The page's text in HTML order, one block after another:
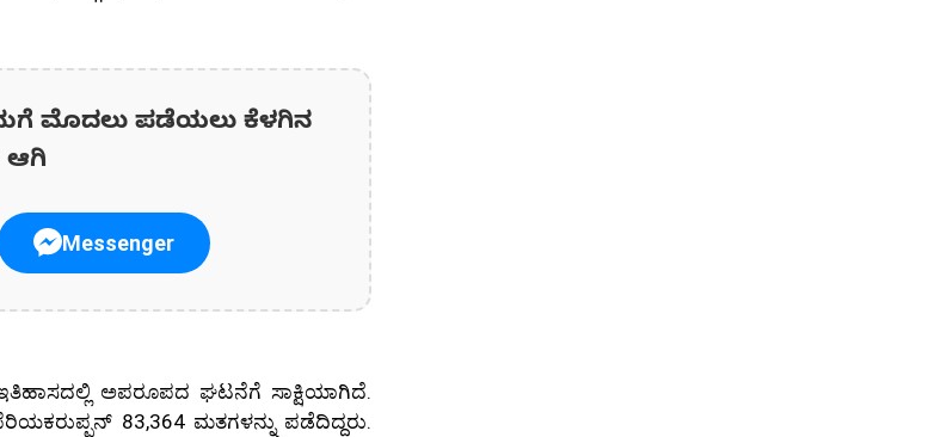
ಮೊದಲು ಪಡೆಯಲು ಕೆಳಗಿನ
ಆಗಿ
Messenger
ಇತಿಹಾಸದಲ್ಲಿ ಅಪರೂಪದ ಘಟನೆಗೆ ಸಾಕ್ಷಿಯಾಗಿದೆ.
83,364 ಮತಗಳನ್ನು ಪಡೆದಿದ್ದರು.